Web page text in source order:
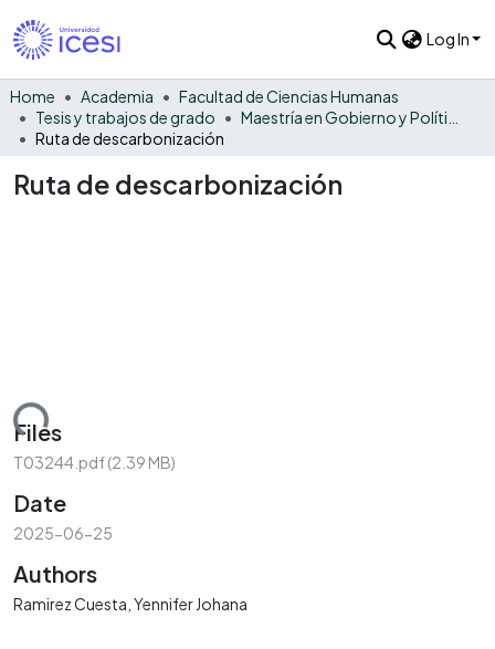
Log In
Home Academia
Facultad de Ciencias Humanas
Tesis y trabajos de grado
Ruta de descarbonización
Ruta de descarbonización
Files
T03244.pdf(2.39 MB)
Date
2025-06-25
Authors
Ramirez Cuesta, Yennifer Johana